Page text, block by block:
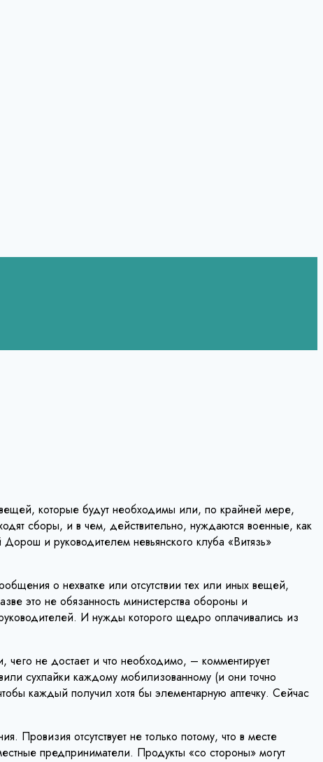
которые будут необходимы или, по крайней мере,
сборы, и в чем, действительно, нуждаются военные, как
и руководителем невьянского клуба «Витязь»
о нехватке или отсутствии тех или иных вещей,
это не обязанность министерства обороны и
И нужды которого щедро оплачивались из
чего не достает и что необходимо, – комментирует
сухпайки каждому мобилизованному (и они точно
каждый получил хотя бы элементарную аптечку. Сейчас
Провизия отсутствует не только потому, что в месте
предприниматели. Продукты «со стороны» могут